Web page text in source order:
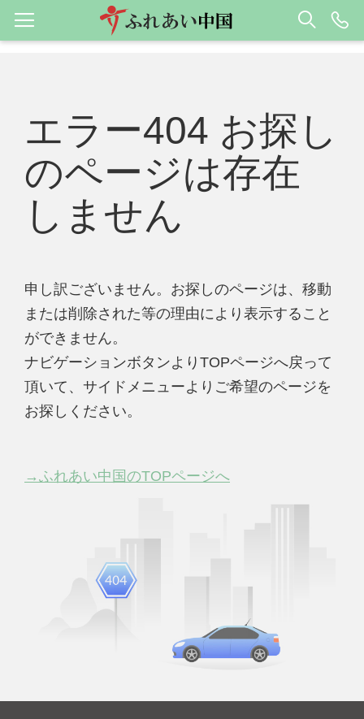
エラー404 お探し
のページは存在
しません
申し訳ございません。お探しのページは、移動
または削除された等の理由により表示すること
ができません。
ナビゲーションボタンよりTOPページへ戻って
頂いて、サイドメニューよりご希望のページを
お探しください。
→ふれあい中国のTOPページへ